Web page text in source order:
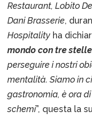
Restaurant, Lobito
Dani Brasserie,
Hospitalityha
mondo con tre
perseguire i nostri
mentalità. Siamo in
gastronomia, è ora
schemi”, questa la